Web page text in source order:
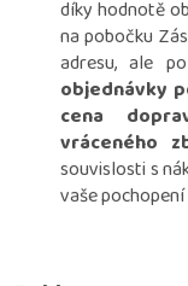
díky hodnotě
na pobočku
adresu, ale
objednávky
cena
vráceného
souvislosti s
vaše